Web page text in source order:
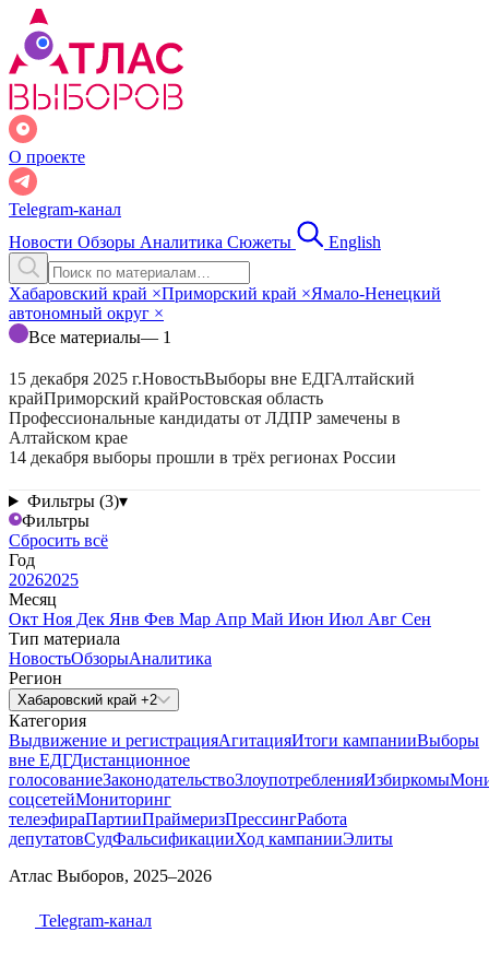
О проекте
Telegram-канал
Новости Обзоры Аналитика Сюжеты English
Хабаровский край ×Приморский край ×Ямало-Ненецкий
автономный округ ×
Все материалы— 1
15 декабря 2025 г.НовостьВыборы вне ЕДГАлтайский
крайПриморский крайРостовская область
Профессиональные кандидаты от ЛДПР замечены в
Алтайском крае
14 декабря выборы прошли в трёх регионах России
Фильтры (3)▾
Фильтры
Сбросить всё
Год
20262025
Месяц
Окт Ноя Дек Янв Фев Мар Апр Май Июн Июл Авг Сен
Тип материала
НовостьОбзорыАналитика
Регион
Хабаровский край +2
Категория
Выдвижение и регистрацияАгитацияИтоги кампанииВыборы
вне ЕДГДистанционное
голосованиеЗаконодательствоЗлоупотребленияИзбиркомы
соцсетейМониторинг
телеэфираПартииПраймеризПрессингРабота
депутатовСудФальсификацииХод кампанииЭлиты
Атлас Выборов, 2025–2026
Telegram-канал